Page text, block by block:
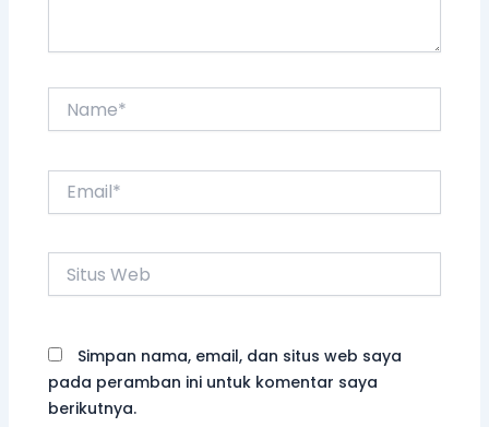
Situs
Web
Simpan nama, email, dan situs web saya
pada peramban ini untuk komentar saya
berikutnya.